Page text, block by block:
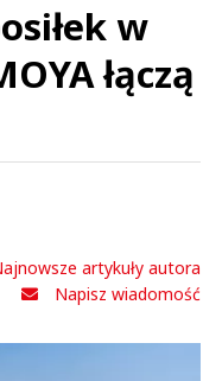
w
łączą
artykuły autora
Napisz wiadomość